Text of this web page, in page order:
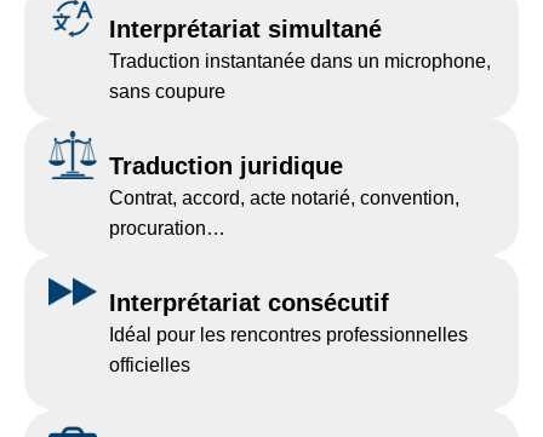
Interprétariat simultané
Traduction instantanée dans un microphone,
sans coupure
Traduction juridique
Contrat, accord, acte notarié, convention,
procuration…
Interprétariat consécutif
Idéal pour les rencontres professionnelles
officielles